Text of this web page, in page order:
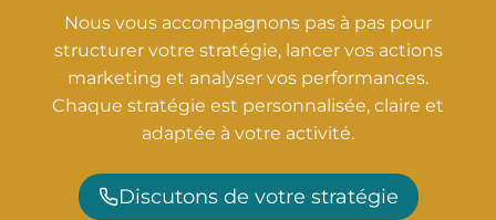
Nous vous accompagnons pas à pas pour
structurer votre stratégie, lancer vos actions
marketing et analyser vos performances.
Chaque stratégie est personnalisée, claire et
adaptée à votre activité.
Discutons de votre stratégie